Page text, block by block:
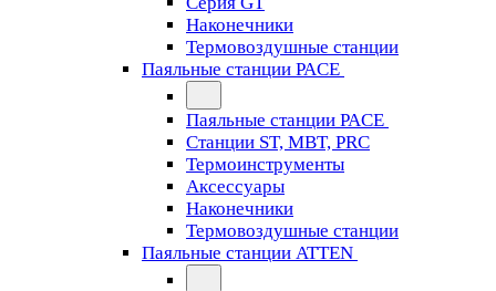
Наконечники
Термовоздушные станции
Паяльные станции PACE
Паяльные станции PACE
Станции ST, MBT, PRC
Термоинструменты
Аксессуары
Наконечники
Термовоздушные станции
Паяльные станции ATTEN